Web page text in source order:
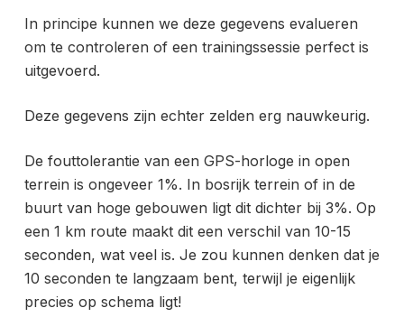
In principe kunnen we deze gegevens evalueren
om te controleren of een trainingssessie perfect is
uitgevoerd.
Deze gegevens zijn echter zelden erg nauwkeurig.
De fouttolerantie van een GPS-horloge in open
terrein is ongeveer 1%. In bosrijk terrein of in de
buurt van hoge gebouwen ligt dit dichter bij 3%. Op
een 1 km route maakt dit een verschil van 10-15
seconden, wat veel is. Je zou kunnen denken dat je
10 seconden te langzaam bent, terwijl je eigenlijk
precies op schema ligt!